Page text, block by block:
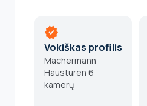
verified
Vokiškas profilis
Machermann
Hausturen 6
kamerų